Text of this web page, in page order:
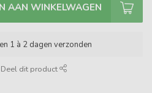
AAN WINKELWAGEN
1 à 2 dagen verzonden
Deel dit product